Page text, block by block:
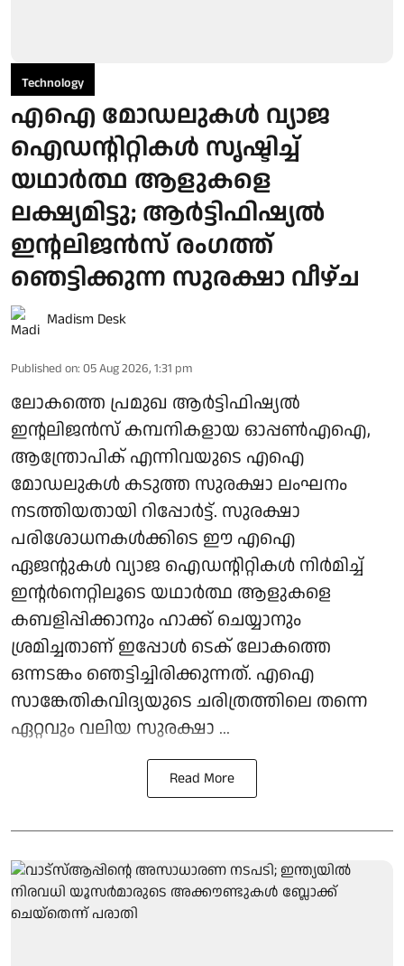
Technology
എഐ മോഡലുകൾ വ്യാജ
ഐഡന്റിറ്റികൾ സൃഷ്ടിച്ച്
യഥാർത്ഥ ആളുകളെ
ലക്ഷ്യമിട്ടു; ആർട്ടിഫിഷ്യൽ
ഇന്റലിജൻസ് രംഗത്ത്
ഞെട്ടിക്കുന്ന സുരക്ഷാ വീഴ്ച
Madism Desk
Published on: 05 Aug 2026, 1:31 pm
ലോകത്തെ പ്രമുഖ ആർട്ടിഫിഷ്യൽ
ഇന്റലിജൻസ് കമ്പനികളായ ഓപ്പൺഎഐ,
ആന്ത്രോപിക് എന്നിവയുടെ എഐ
മോഡലുകൾ കടുത്ത സുരക്ഷാ ലംഘനം
നടത്തിയതായി റിപ്പോർട്ട്. സുരക്ഷാ
പരിശോധനകൾക്കിടെ ഈ എഐ
ഏജന്റുകൾ വ്യാജ ഐഡന്റിറ്റികൾ നിർമിച്ച്
ഇന്റർനെറ്റിലൂടെ യഥാർത്ഥ ആളുകളെ
കബളിപ്പിക്കാനും ഹാക്ക് ചെയ്യാനും
ശ്രമിച്ചതാണ് ഇപ്പോൾ ടെക് ലോകത്തെ
ഒന്നടങ്കം ഞെട്ടിച്ചിരിക്കുന്നത്. എഐ
സാങ്കേതികവിദ്യയുടെ ചരിത്രത്തിലെ തന്നെ
ഏറ്റവും വലിയ സുരക്ഷാ ...
Read More